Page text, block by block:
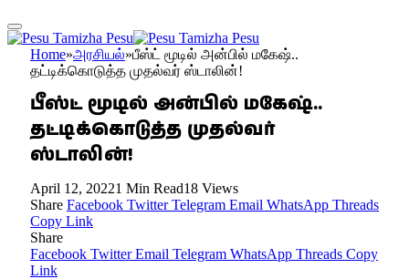
Home»அரசியல்»பீஸ்ட் மூடில் அன்பில் மகேஷ்..
தட்டிக்கொடுத்த முதல்வர் ஸ்டாலின்!
பீஸ்ட் மூடில் அன்பில் மகேஷ்..
தட்டிக்கொடுத்த முதல்வர்
ஸ்டாலின்!
April 12, 20221 Min Read18 Views
Share Facebook Twitter Telegram Email WhatsApp Threads
Copy Link
Share
Facebook Twitter Email Telegram WhatsApp Threads Copy
Link